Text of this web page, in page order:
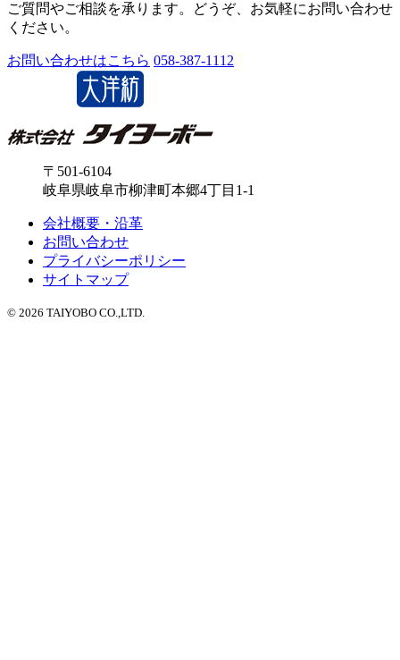
ご質問やご相談を承ります。どうぞ、お気軽にお問い合わせ
ください。
お問い合わせはこちら 058-387-1112
〒501-6104
岐阜県岐阜市柳津町本郷4丁目1-1
会社概要・沿革
お問い合わせ
プライバシーポリシー
サイトマップ
© 2026 TAIYOBO CO.,LTD.